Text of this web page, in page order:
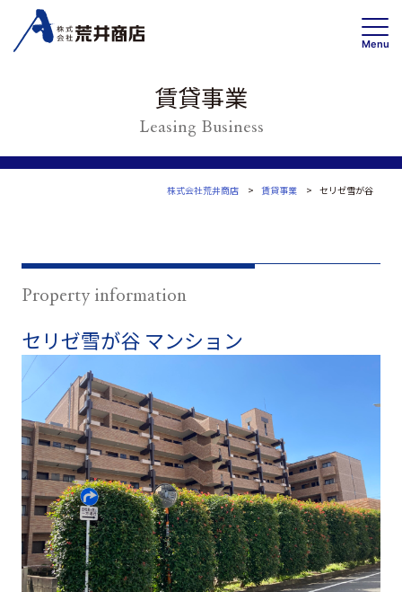
Menu
投資・開発 /不動産ソリューション事業
会社概要
沿革
グループ会社
サステナビリティ
お知らせ
ニュースリリース
インフォメーション
賃貸事業
Leasing Business
株式会社荒井商店 賃貸事業 セリゼ雪が谷
Property information
セリゼ雪が谷 マンション